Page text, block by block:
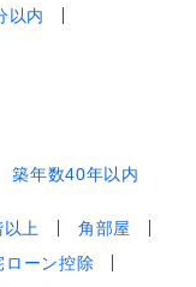
以内
築年数40年以内
上
角部屋
ローン控除